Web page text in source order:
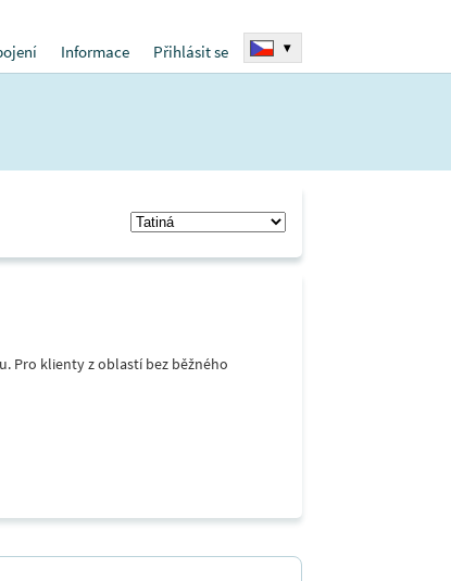
Informace Přihlásit se ▾
Pro klienty z oblastí bez běžného